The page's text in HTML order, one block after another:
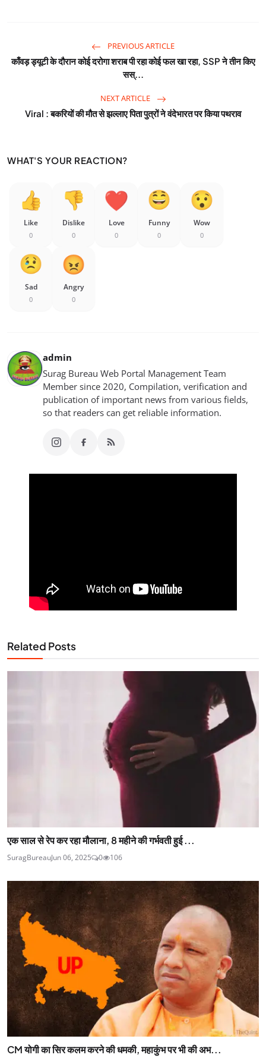
PREVIOUS ARTICLE
काँवड़ ड्यूटी के दौरान कोई दरोगा शराब पी रहा कोई फल खा रहा, SSP ने तीन किए
सस्...
NEXT ARTICLE
Viral : बकरियों की मौत से झल्लाए पिता पुत्रों ने वंदेभारत पर किया पथराव
WHAT'S YOUR REACTION?
Like
0
Dislike
0
Love
0
Funny
0
Wow
0
Sad
0
Angry
0
admin
Surag Bureau Web Portal Management Team
Member since 2020, Compilation, verification and
publication of important news from various fields,
so that readers can get reliable information.
Related Posts
एक साल से रेप कर रहा मौलाना, 8 महीने की गर्भवती हुई ...
SuragBureauJun 06, 2025 0 106
CM योगी का सिर कलम करने की धमकी, महाकुंभ पर भी की अभ...